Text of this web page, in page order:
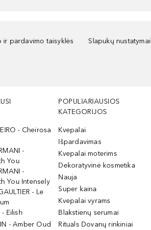
ir pardavimo taisyklės Slapukų nustatymai
- Cheirosa
-
You
-
You Intensely
- Le
- Eilish
- Amber Oud
POPULIARIAUSIOS
KATEGORIJOS
Kvepalai
Išpardavimas
Kvepalai moterims
Dekoratyvinė kosmetika
Nauja
Super kaina
Kvepalai vyrams
Blakstienų serumai
Rituals Dovanų rinkiniai